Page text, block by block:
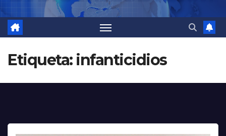
Etiqueta: infanticidios